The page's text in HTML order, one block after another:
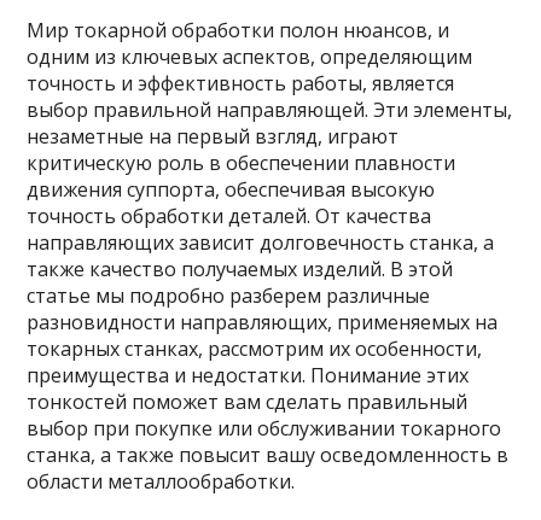
Мир токарной обработки полон нюансов, и
одним из ключевых аспектов, определяющим
точность и эффективность работы, является
выбор правильной направляющей. Эти элементы,
незаметные на первый взгляд, играют
критическую роль в обеспечении плавности
движения суппорта, обеспечивая высокую
точность обработки деталей. От качества
направляющих зависит долговечность станка, а
также качество получаемых изделий. В этой
статье мы подробно разберем различные
разновидности направляющих, применяемых на
токарных станках, рассмотрим их особенности,
преимущества и недостатки. Понимание этих
тонкостей поможет вам сделать правильный
выбор при покупке или обслуживании токарного
станка, а также повысит вашу осведомленность в
области металлообработки.